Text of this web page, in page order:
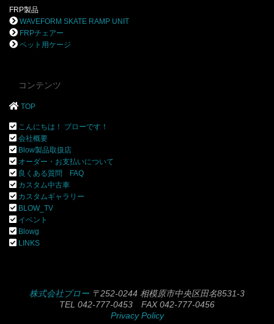
FRP製品
WAVEFORM SKATE RAMP UNIT
FRPチェアー
ペット用ケージ
コンテンツ
TOP
こんにちは！ ブローです！
会社概要
Blow製品取扱店
オーダー・お支払いについて
良くある質問 FAQ
カスタム中古車
カスタムギャラリー
BLOW_TV
イベント
Blowg
LINKS
株式会社ブロー 〒252-0244 相模原市中央区田名8531-3
TEL 042-777-0453 FAX 042-777-0456
Privacy Policy